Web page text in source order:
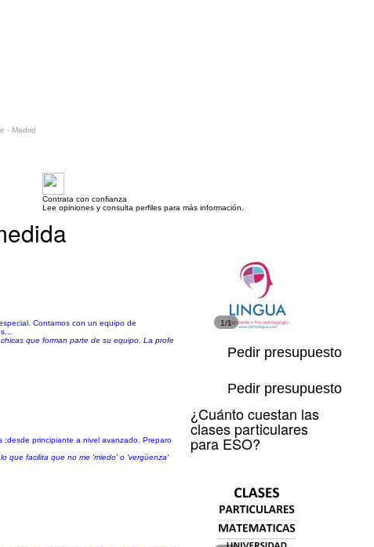
- Madrid
Contrata con confianza
Lee opiniones y consulta perfiles para más información.
Contamos con un equipo de
que forman parte de su equipo. La profe
1/1
Pedir presupuesto
;desde principiante a nivel avanzado. Preparo
que facilita que no me 'miedo' o 'vergüenza'
Pedir presupuesto
¿Cuánto cuestan las
clases particulares
para ESO?